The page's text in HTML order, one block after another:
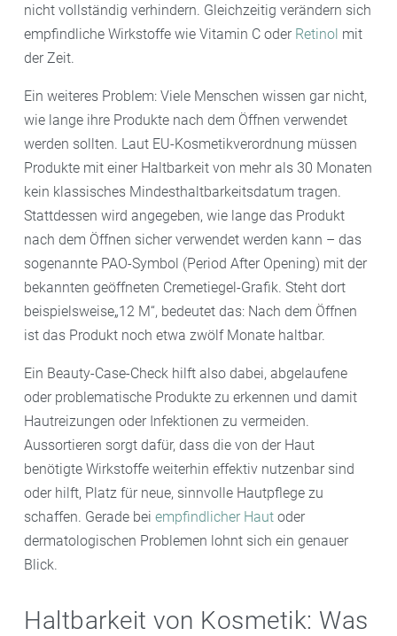
nicht vollständig verhindern. Gleichzeitig verändern sich
empfindliche Wirkstoffe wie Vitamin C oder Retinol mit
der Zeit.
Ein weiteres Problem: Viele Menschen wissen gar nicht,
wie lange ihre Produkte nach dem Öffnen verwendet
werden sollten. Laut EU-Kosmetikverordnung müssen
Produkte mit einer Haltbarkeit von mehr als 30 Monaten
kein klassisches Mindesthaltbarkeitsdatum tragen.
Stattdessen wird angegeben, wie lange das Produkt
nach dem Öffnen sicher verwendet werden kann – das
sogenannte PAO-Symbol (Period After Opening) mit der
bekannten geöffneten Cremetiegel-Grafik. Steht dort
beispielsweise„12 M“, bedeutet das: Nach dem Öffnen
ist das Produkt noch etwa zwölf Monate haltbar.
Ein Beauty-Case-Check hilft also dabei, abgelaufene
oder problematische Produkte zu erkennen und damit
Hautreizungen oder Infektionen zu vermeiden.
Aussortieren sorgt dafür, dass die von der Haut
benötigte Wirkstoffe weiterhin effektiv nutzenbar sind
oder hilft, Platz für neue, sinnvolle Hautpflege zu
schaffen. Gerade bei empfindlicher Haut oder
dermatologischen Problemen lohnt sich ein genauer
Blick.
Haltbarkeit von Kosmetik: Was